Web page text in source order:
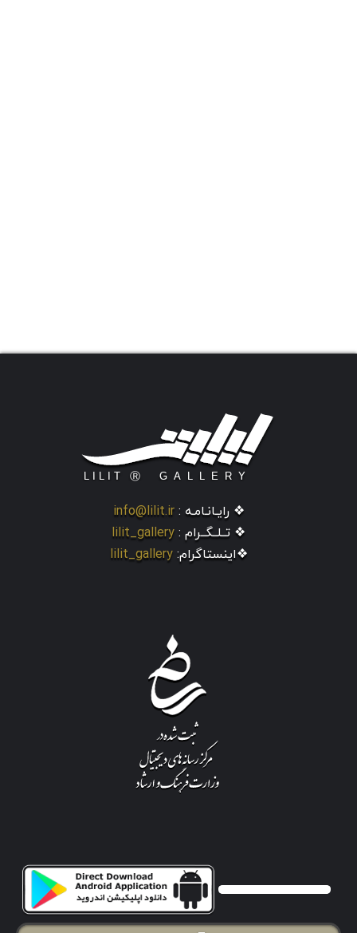
❖ رایـانـامـه : info@lilit.ir
❖ تــلــگــرام : lilit_gallery
❖اینستاگرام: lilit_gallery